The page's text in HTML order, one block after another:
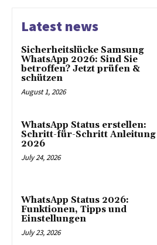
Latest news
Sicherheitslücke Samsung
WhatsApp 2026: Sind Sie
betroffen? Jetzt prüfen &
schützen
August 1, 2026
WhatsApp Status erstellen:
Schritt-für-Schritt Anleitung
2026
July 24, 2026
WhatsApp Status 2026:
Funktionen, Tipps und
Einstellungen
July 23, 2026